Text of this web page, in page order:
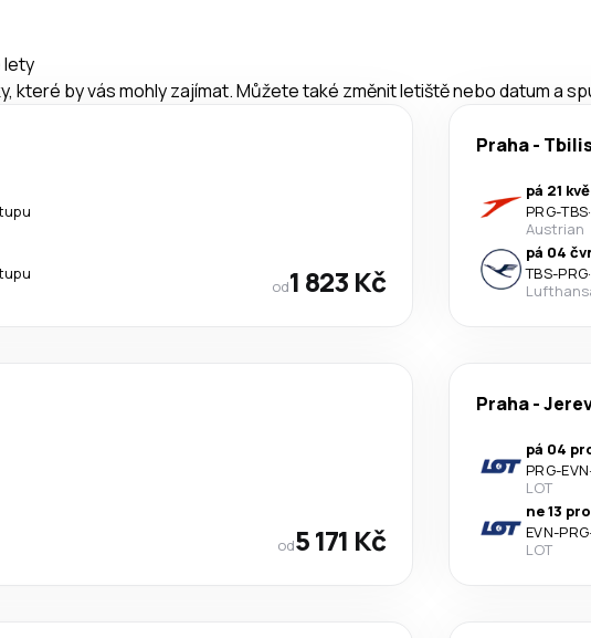
lety
které by vás mohly zajímat. Můžete také změnit letiště nebo datum a
od1 823 Kč
Praha-
pá 21 kvě
PRG-TBS·
Austrian
pá 04
TBS-PRG·
od5 171 Kč
Praha-
pá 04
PRG-EVN·
LOT
ne 13 pro
EVN-PRG·
LOT